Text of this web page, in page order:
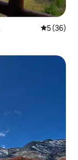
Keskmine
5 (36)